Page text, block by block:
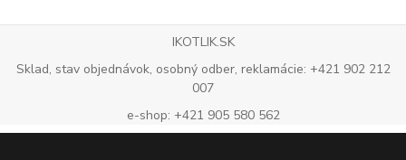
IKOTLIK.SK
Sklad, stav objednávok, osobný odber, reklamácie: +421 902 212
007
e-shop: +421 905 580 562